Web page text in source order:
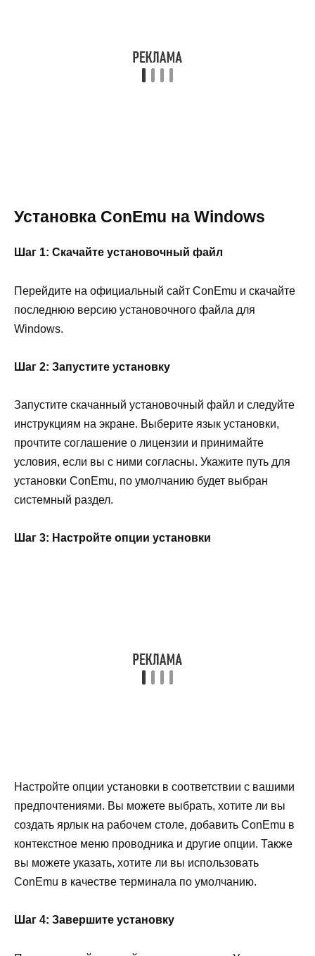
Установка ConEmu на Windows
Шаг 1: Скачайте установочный файл
Перейдите на официальный сайт ConEmu и скачайте
последнюю версию установочного файла для
Windows.
Шаг 2: Запустите установку
Запустите скачанный установочный файл и следуйте
инструкциям на экране. Выберите язык установки,
прочтите соглашение о лицензии и принимайте
условия, если вы с ними согласны. Укажите путь для
установки ConEmu, по умолчанию будет выбран
системный раздел.
Шаг 3: Настройте опции установки
Настройте опции установки в соответствии с вашими
предпочтениями. Вы можете выбрать, хотите ли вы
создать ярлык на рабочем столе, добавить ConEmu в
контекстное меню проводника и другие опции. Также
вы можете указать, хотите ли вы использовать
ConEmu в качестве терминала по умолчанию.
Шаг 4: Завершите установку